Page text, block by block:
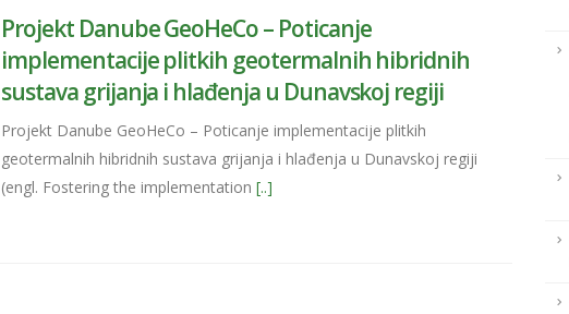
Projekt Danube GeoHeCo – Poticanje
implementacije plitkih geotermalnih hibridnih
sustava grijanja i hlađenja u Dunavskoj regiji
Projekt Danube GeoHeCo – Poticanje implementacije plitkih
geotermalnih hibridnih sustava grijanja i hlađenja u Dunavskoj regiji
(engl. Fostering the implementation[..]